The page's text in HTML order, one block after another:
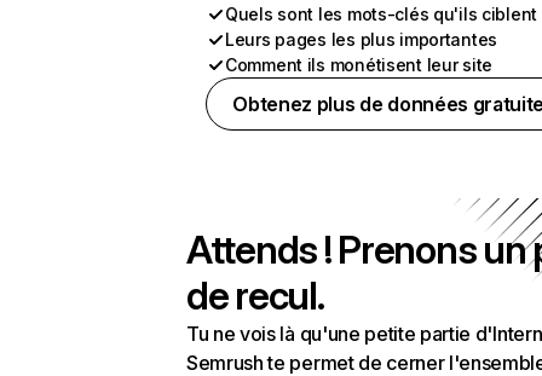
Quels sont les mots-clés qu'ils ciblent
Leurs pages les plus importantes
Comment ils monétisent leur site
Obtenez plus de données
Attends ! Prenons un
de recul.
Tu ne vois là qu'une petite partie
Semrush te permet de cerner